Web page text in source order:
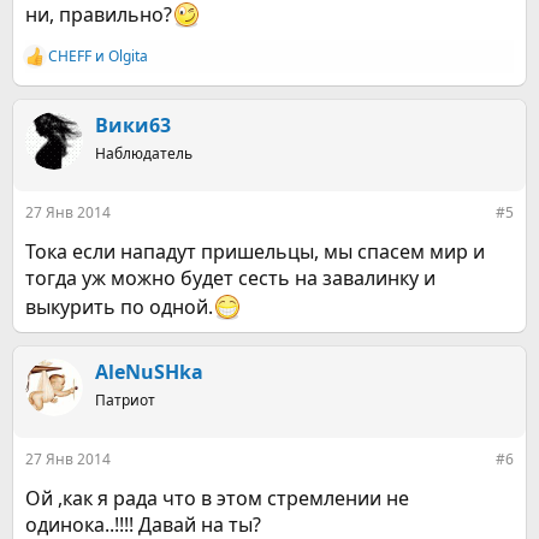
ни, правильно?
Р
е
ц
и
CHEFF и Olgita
Вики63
Наблюдатель
27 Янв 2014 #5
Тока если нападут пришельцы, мы спасем мир и
тогда уж можно будет сесть на завалинку и
выкурить по одной.
AleNuSHka
Патриот
27 Янв 2014 #6
Ой ,как я рада что в этом стремлении не
одинока..!!!! Давай на ты?